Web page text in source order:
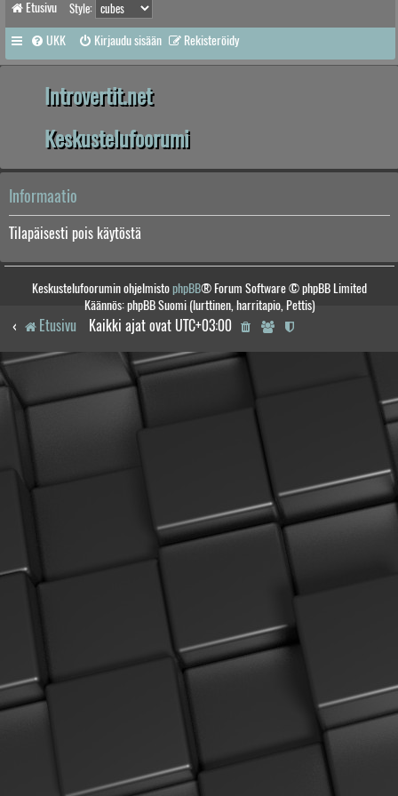
Etusivu Style:
UKK Kirjaudu sisään Rekisteröidy
Introvertit.net
Keskustelufoorumi
Informaatio
Tilapäisesti pois käytöstä
Keskustelufoorumin ohjelmistophpBB® Forum Software © phpBB Limited
Käännös: phpBB Suomi (lurttinen, harritapio, Pettis)
Etusivu Kaikki ajat ovat UTC+03:00